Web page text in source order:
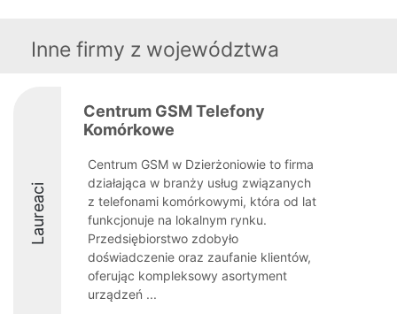
Inne firmy z województwa
Laureaci
Centrum GSM Telefony
Komórkowe
Centrum GSM w Dzierżoniowie to firma
działająca w branży usług związanych
z telefonami komórkowymi, która od lat
funkcjonuje na lokalnym rynku.
Przedsiębiorstwo zdobyło
doświadczenie oraz zaufanie klientów,
oferując kompleksowy asortyment
urządzeń ...